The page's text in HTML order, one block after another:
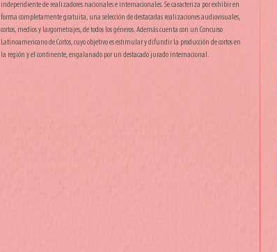
independiente de realizadores nacionales e internacionales. Se caracteriza por exhibir en
forma completamente gratuita, una selección de destacadas realizaciones audiovisuales,
cortos, medios y largometrajes, de todos los géneros. Además cuenta con un Concurso
Latinoamericano de Cortos, cuyo objetivo es estimular y difundir la producción de cortos en
la región y el continente, engalanado por un destacado jurado internacional.